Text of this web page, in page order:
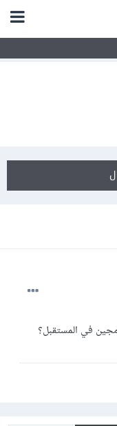
في المستقبل؟